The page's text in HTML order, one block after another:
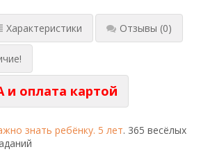
Характеристики Отзывы (0)
оплата картой
знать ребёнку. 5 лет. 365 весёлых